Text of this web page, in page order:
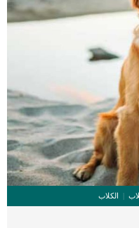
الكلاب